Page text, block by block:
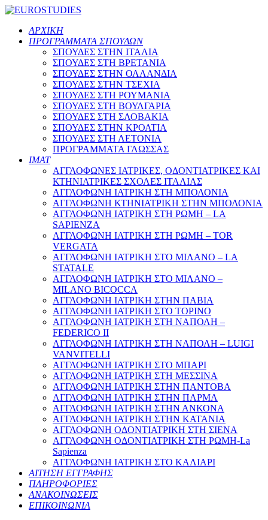
ΑΡΧΙΚΗ
ΠΡΟΓΡΑΜΜΑΤΑ ΣΠΟΥΔΩΝ
ΣΠΟΥΔΕΣ ΣΤΗΝ ΙΤΑΛΙΑ
ΣΠΟΥΔΕΣ ΣΤΗ ΒΡΕΤΑΝΙΑ
ΣΠΟΥΔΕΣ ΣΤΗΝ ΟΛΛΑΝΔΙΑ
ΣΠΟΥΔΕΣ ΣΤΗΝ ΤΣΕΧΙΑ
ΣΠΟΥΔΕΣ ΣΤΗ ΡΟΥΜΑΝΙΑ
ΣΠΟΥΔΕΣ ΣΤΗ ΒΟΥΛΓΑΡΙΑ
ΣΠΟΥΔΕΣ ΣΤΗ ΣΛΟΒΑΚΙΑ
ΣΠΟΥΔΕΣ ΣΤΗΝ ΚΡΟΑΤΙΑ
ΣΠΟΥΔΕΣ ΣΤΗ ΛΕΤΟΝΙΑ
ΠΡΟΓΡΑΜΜΑΤΑ ΓΛΩΣΣΑΣ
ΙΜΑΤ
ΑΓΓΛΟΦΩΝΕΣ ΙΑΤΡΙΚΕΣ, ΟΔΟΝΤΙΑΤΡΙΚΕΣ ΚΑΙ
ΚΤΗΝΙΑΤΡΙΚΕΣ ΣΧΟΛΕΣ ΙΤΑΛΙΑΣ
ΑΓΓΛΟΦΩΝΗ ΙΑΤΡΙΚΗ ΣΤΗ ΜΠΟΛΟΝΙΑ
ΑΓΓΛΟΦΩΝΗ ΚΤΗΝΙΑΤΡΙΚΗ ΣΤΗΝ ΜΠΟΛΟΝΙΑ
ΑΓΓΛΟΦΩΝΗ ΙΑΤΡΙΚΗ ΣΤΗ ΡΩΜΗ – LA
SAPIENZA
ΑΓΓΛΟΦΩΝΗ ΙΑΤΡΙΚΗ ΣΤΗ ΡΩΜΗ – TOR
VERGATA
ΑΓΓΛΟΦΩΝΗ ΙΑΤΡΙΚΗ ΣΤΟ ΜΙΛΑΝΟ – LA
STATALE
ΑΓΓΛΟΦΩΝΗ ΙΑΤΡΙΚΗ ΣΤΟ ΜΙΛΑΝΟ –
MILANO BICOCCA
ΑΓΓΛΟΦΩΝΗ ΙΑΤΡΙΚΗ ΣΤΗΝ ΠΑΒΙΑ
ΑΓΓΛΟΦΩΝΗ ΙΑΤΡΙΚΗ ΣΤΟ ΤΟΡΙΝΟ
ΑΓΓΛΟΦΩΝΗ ΙΑΤΡΙΚΗ ΣΤΗ ΝΑΠΟΛΗ –
FEDERICO II
ΑΓΓΛΟΦΩΝΗ ΙΑΤΡΙΚΗ ΣΤΗ ΝΑΠΟΛΗ – LUIGI
VANVITELLI
ΑΓΓΛΟΦΩΝΗ ΙΑΤΡΙΚΗ ΣΤΟ ΜΠΑΡΙ
ΑΓΓΛΟΦΩΝΗ ΙΑΤΡΙΚΗ ΣΤΗ ΜΕΣΣΙΝΑ
ΑΓΓΛΟΦΩΝΗ ΙΑΤΡΙΚΗ ΣΤΗΝ ΠΑΝΤΟΒΑ
ΑΓΓΛΟΦΩΝΗ ΙΑΤΡΙΚΗ ΣΤΗΝ ΠΑΡΜΑ
ΑΓΓΛΟΦΩΝΗ ΙΑΤΡΙΚΗ ΣΤΗΝ ΑΝΚΟΝΑ
ΑΓΓΛΟΦΩΝΗ ΙΑΤΡΙΚΗ ΣΤΗΝ ΚΑΤΑΝΙΑ
ΑΓΓΛΟΦΩΝΗ ΟΔΟΝΤΙΑΤΡΙΚΗ ΣΤΗ ΣΙΕΝΑ
ΑΓΓΛΟΦΩΝΗ ΟΔΟΝΤΙΑΤΡΙΚΗ ΣΤΗ ΡΩΜΗ-La
Sapienza
ΑΓΓΛΟΦΩΝΗ ΙΑΤΡΙΚΗ ΣΤΟ ΚΑΛΙΑΡΙ
ΑΙΤΗΣΗ ΕΓΓΡΑΦΗΣ
ΠΛΗΡΟΦΟΡΙΕΣ
ΑΝΑΚΟΙΝΩΣΕΙΣ
ΕΠΙΚΟΙΝΩΝΙΑ